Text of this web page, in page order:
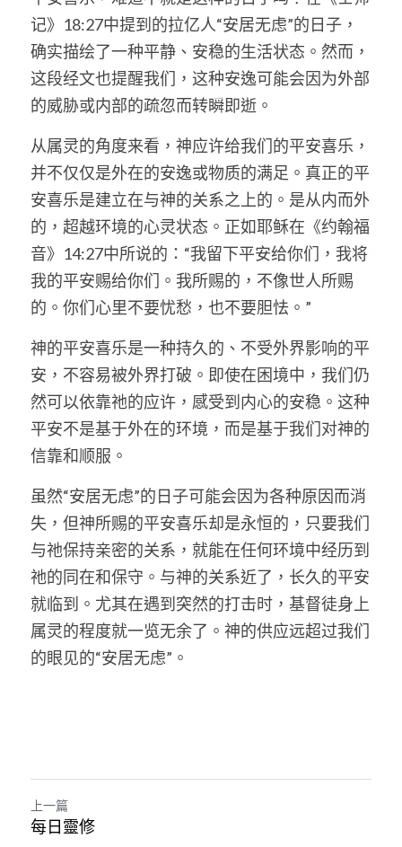
记》18:27中提到的拉亿人“安居无虑”的日子，
确实描绘了一种平静、安稳的生活状态。然而，
这段经文也提醒我们，这种安逸可能会因为外部
的威胁或内部的疏忽而转瞬即逝。
从属灵的角度来看，神应许给我们的平安喜乐，
并不仅仅是外在的安逸或物质的满足。真正的平
安喜乐是建立在与神的关系之上的。是从内而外
的，超越环境的心灵状态。正如耶稣在《约翰福
音》14:27中所说的：“我留下平安给你们，我将
我的平安赐给你们。我所赐的，不像世人所赐
的。你们心里不要忧愁，也不要胆怯。”
神的平安喜乐是一种持久的、不受外界影响的平
安，不容易被外界打破。即使在困境中，我们仍
然可以依靠祂的应许，感受到内心的安稳。这种
平安不是基于外在的环境，而是基于我们对神的
信靠和顺服。
虽然“安居无虑”的日子可能会因为各种原因而消
失，但神所赐的平安喜乐却是永恒的，只要我们
与祂保持亲密的关系，就能在任何环境中经历到
祂的同在和保守。与神的关系近了，长久的平安
就临到。尤其在遇到突然的打击时，基督徒身上
属灵的程度就一览无余了。神的供应远超过我们
的眼见的“安居无虑”。
上一篇
每日靈修